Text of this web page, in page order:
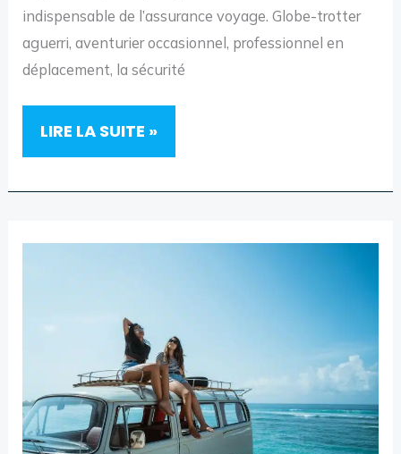
indispensable de l’assurance voyage. Globe-trotter
aguerri, aventurier occasionnel, professionnel en
déplacement, la sécurité
LA
ASSURANCE
:
COEUR
LIRE LA SUITE »